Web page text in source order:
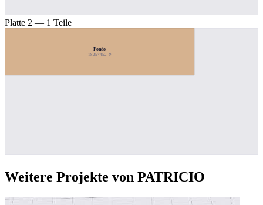
Platte 2 — 1 Teile
Fondo
1825×452 ↻
Weitere Projekte von PATRICIO